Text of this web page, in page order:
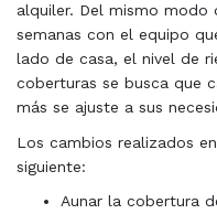
alquiler. Del mismo modo
semanas con el equipo
lado de casa, el nivel de
coberturas se busca que
más se ajuste a sus
Los cambios realizados
siguiente:
Aunar la cobertura